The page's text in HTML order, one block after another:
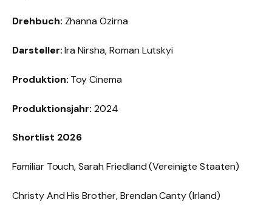
Drehbuch: Zhanna Ozirna
Darsteller:Ira Nirsha, Roman Lutskyi
Produktion: Toy Cinema
Produktionsjahr: 2024
Shortlist 2026
Familiar Touch, Sarah Friedland (Vereinigte Staaten)
Christy And His Brother, Brendan Canty (Irland)